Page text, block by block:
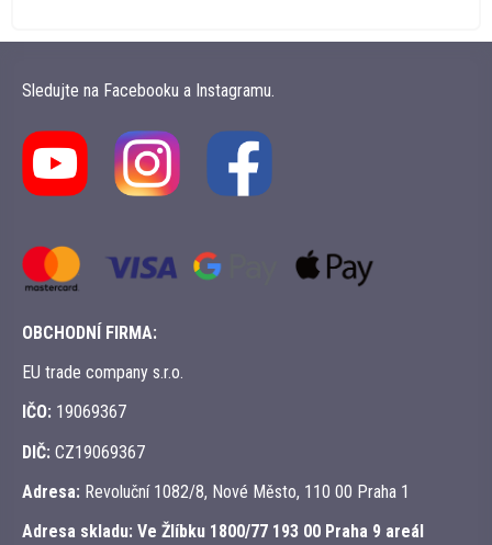
Sledujte na Facebooku a Instagramu.
OBCHODNÍ FIRMA:
EU trade company s.r.o.
IČO: 19069367
DIČ: CZ19069367
Adresa: Revoluční 1082/8, Nové Město, 110 00 Praha 1
Adresa skladu: Ve Žlíbku 1800/77 193 00 Praha 9 areál